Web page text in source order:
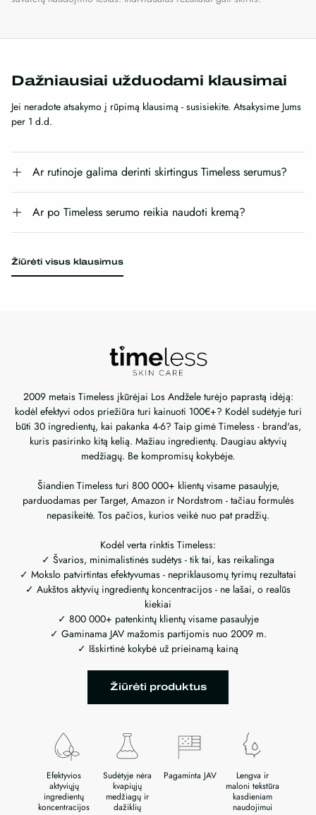
Dažniausiai užduodami klausimai
Jei neradote atsakymo į rūpimą klausimą - susisiekite. Atsakysime Jums
per 1 d.d.
Ar rutinoje galima derinti skirtingus Timeless serumus?
Ar po Timeless serumo reikia naudoti kremą?
Žiūrėti visus klausimus
2009 metais Timeless įkūrėjai Los Andžele turėjo paprastą idėją:
kodėl efektyvi odos priežiūra turi kainuoti 100€+? Kodėl sudėtyje turi
būti 30 ingredientų, kai pakanka 4-6? Taip gimė Timeless - brand'as,
kuris pasirinko kitą kelią. Mažiau ingredientų. Daugiau aktyvių
medžiagų. Be kompromisų kokybėje.
Šiandien Timeless turi 800 000+ klientų visame pasaulyje,
parduodamas per Target, Amazon ir Nordstrom - tačiau formulės
nepasikeitė. Tos pačios, kurios veikė nuo pat pradžių.
Kodėl verta rinktis Timeless:
✓ Švarios, minimalistinės sudėtys - tik tai, kas reikalinga
✓ Mokslo patvirtintas efektyvumas - nepriklausomų tyrimų rezultatai
✓ Aukštos aktyvių ingredientų koncentracijos - ne lašai, o realūs
kiekiai
✓ 800 000+ patenkintų klientų visame pasaulyje
✓ Gaminama JAV mažomis partijomis nuo 2009 m.
✓ Išskirtinė kokybė už prieinamą kainą
Žiūrėti produktus
Efektyvios
aktyviųjų
ingredientų
koncentracijos
Sudėtyje nėra
kvapiųjų
medžiagų ir
dažiklių
Pagaminta JAV
Lengva ir
maloni tekstūra
kasdieniam
naudojimui